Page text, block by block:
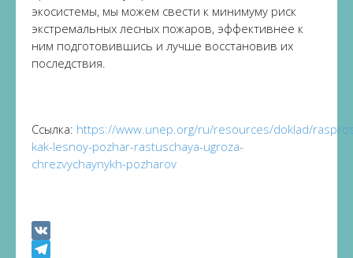
экосистемы, мы можем свести к минимуму риск
экстремальных лесных пожаров, эффективнее к
ним подготовившись и лучше восстановив их
последствия.
Ссылка: https://www.unep.org/ru/resources/doklad/
kak-lesnoy-pozhar-rastuschaya-ugroza-
chrezvychaynykh-pozharov
VK